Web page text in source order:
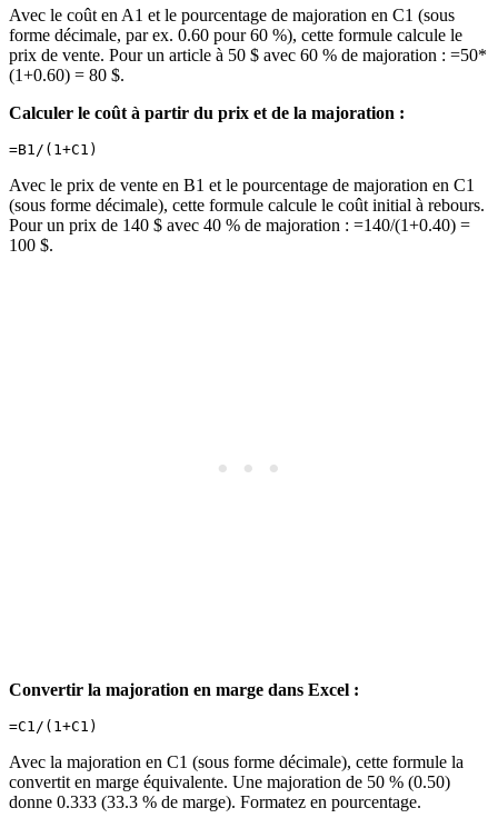
Avec le coût en A1 et le pourcentage de majoration en C1 (sous
forme décimale, par ex. 0.60 pour 60 %), cette formule calcule le
prix de vente. Pour un article à 50 $ avec 60 % de majoration : =50*
(1+0.60) = 80 $.
Calculer le coût à partir du prix et de la majoration :
Avec le prix de vente en B1 et le pourcentage de majoration en C1
(sous forme décimale), cette formule calcule le coût initial à rebours.
Pour un prix de 140 $ avec 40 % de majoration : =140/(1+0.40) =
100 $.
Convertir la majoration en marge dans Excel :
Avec la majoration en C1 (sous forme décimale), cette formule la
convertit en marge équivalente. Une majoration de 50 % (0.50)
donne 0.333 (33.3 % de marge). Formatez en pourcentage.